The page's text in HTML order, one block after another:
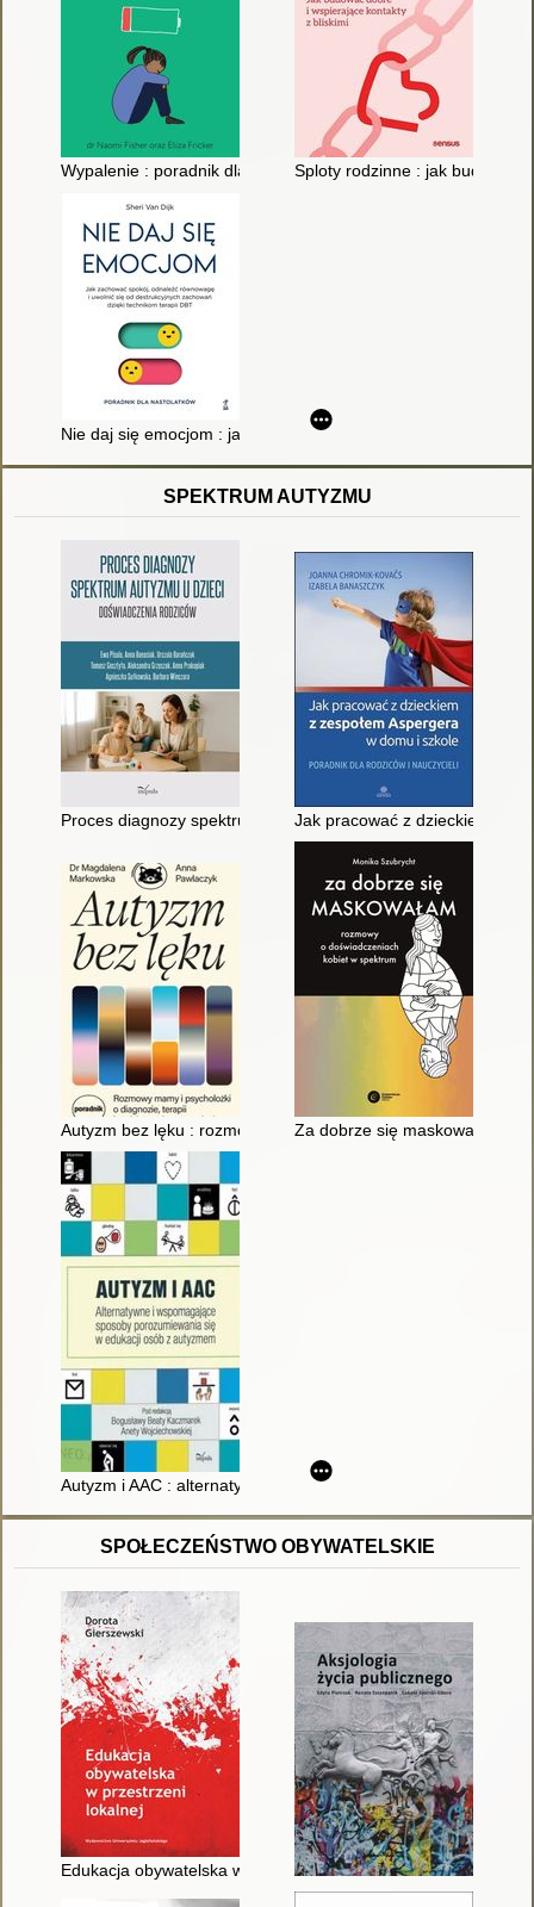
Wypalenie : poradnik dla nastolatków : jak odnaleźć drogę do
Sploty rodzinne : jak budować
Nie daj się emocjom : jak zachować spokój, odnaleźć
SPEKTRUM AUTYZMU
Proces diagnozy spektrum autyzmu u dzieci : doświadczenia
Jak pracować z dzieckiem z
Autyzm bez lęku : rozmowy mamy i psycholożki o diagnozie,
Za dobrze się maskowałam :
Autyzm i AAC : alternatywne i wspomagające sposoby
SPOŁECZEŃSTWO OBYWATELSKIE
Edukacja obywatelska w przestrzeni lokalnej